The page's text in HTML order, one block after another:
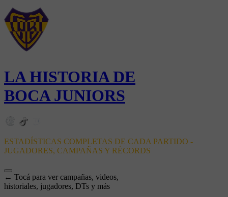
LA HISTORIA DE
BOCA JUNIORS
ESTADÍSTICAS COMPLETAS DE CADA PARTIDO -
JUGADORES, CAMPAÑAS Y RÉCORDS
← Tocá para ver campañas, videos,
historiales, jugadores, DTs y más